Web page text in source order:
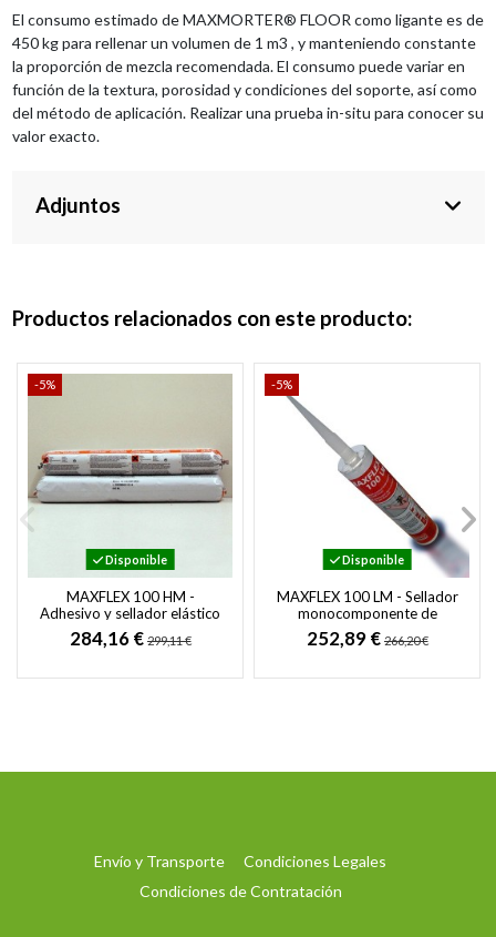
El consumo estimado de MAXMORTER® FLOOR como ligante es de
450 kg para rellenar un volumen de 1 m3 , y manteniendo constante
la proporción de mezcla recomendada. El consumo puede variar en
función de la textura, porosidad y condiciones del soporte, así como
del método de aplicación. Realizar una prueba in-situ para conocer su
valor exacto.
Adjuntos
Productos relacionados con este producto:
-5%
Disponible
MAXFLEX 100 HM -
Adhesivo y sellador elástico
de poliuretano para usos de
construcción...
284,16 € 299,11 €
-5%
Disponible
MAXFLEX 100 LM - Sellador
monocomponente de
poliuretano
252,89 € 266,20 €
Envío y Transporte
Condiciones Legales
Condiciones de Contratación